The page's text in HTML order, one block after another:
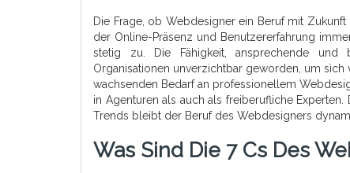
Die Frage, ob Webdesigner ein Beruf mit
der Online-Präsenz und Benutzererfahrung
stetig zu. Die Fähigkeit, ansprechende und
Organisationen unverzichtbar geworden, um
wachsenden Bedarf an professionellem
in Agenturen als auch als freiberufliche
Trends bleibt der Beruf des Webdesigners
Was Sind Die 7 Cs Des